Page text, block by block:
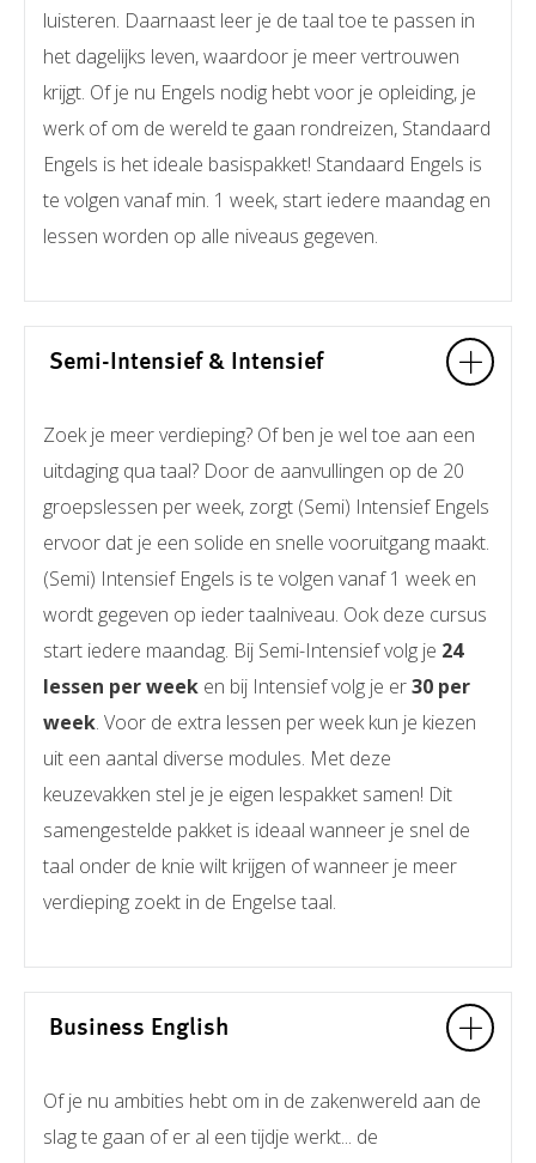
luisteren. Daarnaast leer je de taal toe te passen in
het dagelijks leven, waardoor je meer vertrouwen
krijgt. Of je nu Engels nodig hebt voor je opleiding, je
werk of om de wereld te gaan rondreizen, Standaard
Engels is het ideale basispakket! Standaard Engels is
te volgen vanaf min. 1 week, start iedere maandag en
lessen worden op alle niveaus gegeven.
Semi-Intensief & Intensief
Zoek je meer verdieping? Of ben je wel toe aan een
uitdaging qua taal? Door de aanvullingen op de 20
groepslessen per week, zorgt (Semi) Intensief Engels
ervoor dat je een solide en snelle vooruitgang maakt.
(Semi) Intensief Engels is te volgen vanaf 1 week en
wordt gegeven op ieder taalniveau. Ook deze cursus
start iedere maandag. Bij Semi-Intensief volg je 24
lessen per week en bij Intensief volg je er30 per
week. Voor de extra lessen per week kun je kiezen
uit een aantal diverse modules. Met deze
keuzevakken stel je je eigen lespakket samen! Dit
samengestelde pakket is ideaal wanneer je snel de
taal onder de knie wilt krijgen of wanneer je meer
verdieping zoekt in de Engelse taal.
Business English
Of je nu ambities hebt om in de zakenwereld aan de
slag te gaan of er al een tijdje werkt... de